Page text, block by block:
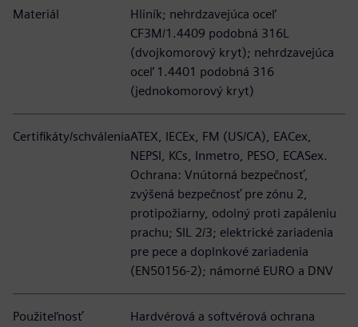
Materiál
Hliník; nehrdzavejúca oceľ
CF3M/1.4409 podobná 316L
(dvojkomorový kryt); nehrdzavejúca
oceľ 1.4401 podobná 316
(jednokomorový kryt)
Certifikáty/schváleniaATEX, IECEx, FM (US/CA), EACex,
NEPSI, KCs, Inmetro, PESO, ECASex.
Ochrana: Vnútorná bezpečnosť,
zvýšená bezpečnosť pre zónu 2,
protipožiarny, odolný proti zapáleniu
prachu; SIL 2/3; elektrické zariadenia
pre pece a doplnkové zariadenia
(EN50156-2); námorné EURO a DNV
Použiteľnosť
Hardvérová a softvérová ochrana